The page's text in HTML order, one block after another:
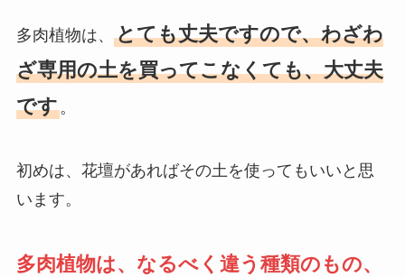
多肉植物は、 とても丈夫ですので、わざわ
ざ専用の土を買ってこなくても、大丈夫
です。
初めは、花壇があればその土を使ってもいいと思
います。
多肉植物は、なるべく違う種類のもの、